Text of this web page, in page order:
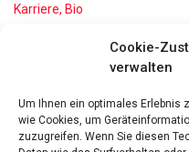
Cookie-
verwalten
Um Ihnen ein optimales Erlebnis
wie Cookies, um
zuzugreifen. Wenn Sie diesen
Karriere, Bio
Alice Walton Vermögen 2026:
wirklich
11. Juni 2026